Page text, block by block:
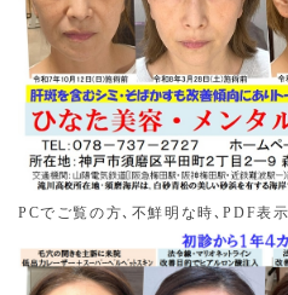
2025.07.05
7月より炭酸ガスレーザーを導
しました。
2025.06.26
令和７年７月１日より、従来
を初めての患者様、１年以上
す。
PCでご覧の方､不鮮明な時､PDF表